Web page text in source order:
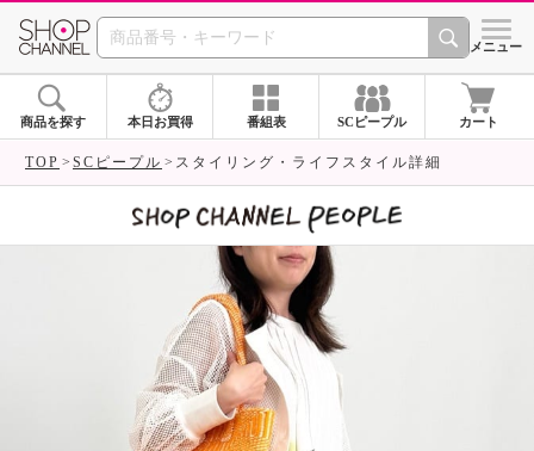
SHOP CHANNEL シメニュー
商品を探す 本日お買得 番組表 SCピープル カート
TOP SCピープル スタイリング・ライフスタイル詳細